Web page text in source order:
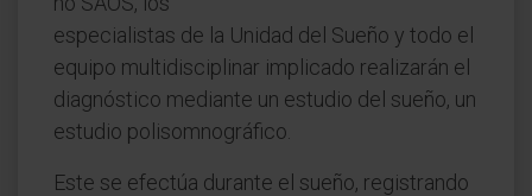
especialistas de la Unidad del Sueño y todo el
equipo multidisciplinar implicado realizarán el
diagnóstico mediante un estudio del sueño, un
estudio polisomnográfico.
Este se efectúa durante el sueño, registrando